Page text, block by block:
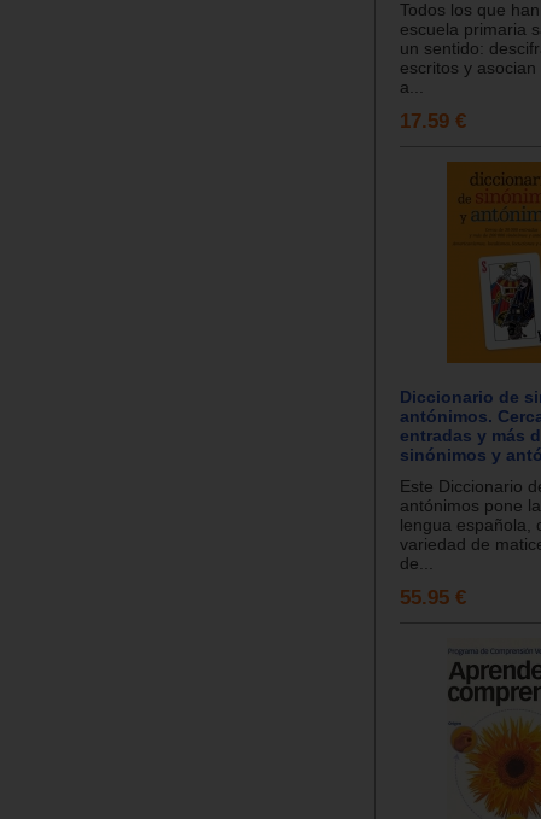
Todos los que
escuela primaria
un sentido:
escritos y
a...
17.59 €
Diccionario de
antónimos.
entradas y más
sinónimos y
Este Diccionario
antónimos pone
lengua española,
variedad de
de...
55.95 €